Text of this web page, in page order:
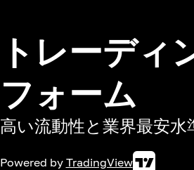
トレーディ
フォーム
高い流動性と業界最安
Powered by TradingView